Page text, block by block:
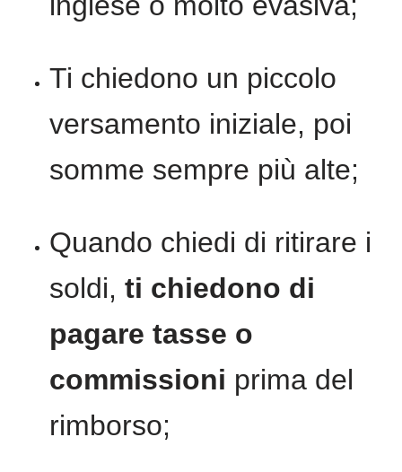
Ti chiedono un piccolo
versamento iniziale, poi
somme sempre più alte;
Quando chiedi di ritirare i
soldi, ti chiedono di
pagare tasse o
commissioni prima del
rimborso;